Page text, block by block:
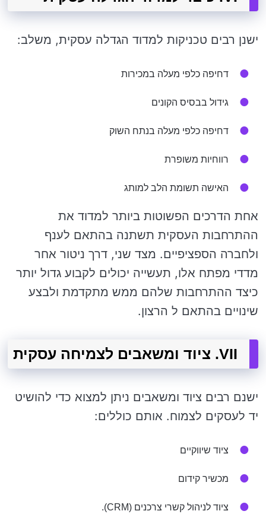
ישנן רבים טכניקות למדוד הגדלה עסקית, משלב:
דחיפה כלפי מעלה במכירות
גידול בבסיס הקונים
דחיפה כלפי מעלה בנתח השוק
רווחיות משופרת
האישה תשומת הלב למותג
אחת הדרכים הפשוטות ביותר למדוד את
ההתרחבות העסקית תשתנה בהתאם לענף
ולחברה הספציפיים. מצד שני, דרך ניטור אחר
מדדי מפתח אלו, תעשייה יכולים לקבוע גדול יותר
כיצד ההתרחבות שלהם ממש מתקדמת ולבצע
שינויים בהתאם ל הרצון.
VII. ציוד ומשאבים לצמיחה עסקית
ישנם רבים ציוד ומשאבים ניתן למצוא כדי להושיט
יד לעסקים לצמוח. אותם כוללים:
ציוד שיווקיים
מכשיר קידום
ציוד לניהול קשרי צרכנים (CRM).